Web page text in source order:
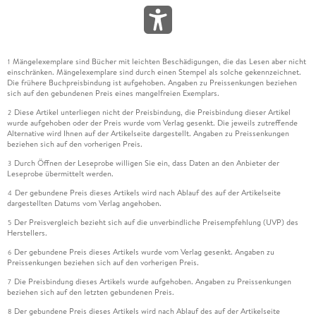
Zeichnungen opfern müsste, und das ist auch gar nicht Zaeris
Ehrgeiz gewesen. In seiner diametral entgegengesetzten
Ästhetik artikuliert sich vielmehr Respekt vor Holzing, denn
Geschichte sowieso. ANDREAS PLATTHAUS
Otfried Preußler: "Krabat". Roman.
Mit Bildern von Mehrdad Zaeri. Thienemann Verlag, Stuttgart
2023. 320 S., geb., 28,- Euro. Ab 12 J.
© Alle Rechte vorbehalten. Frankfurter Allgemeine Zeitung
GmbH, Frankfurt.
1 Mängelexemplare sind Bücher mit leichten Beschädigungen, die das Lesen aber nicht
einschränken. Mängelexemplare sind durch einen Stempel als solche gekennzeichnet.
Die frühere Buchpreisbindung ist aufgehoben. Angaben zu Preissenkungen beziehen
sich auf den gebundenen Preis eines mangelfreien Exemplars.
2 Diese Artikel unterliegen nicht der Preisbindung, die Preisbindung dieser Artikel
wurde aufgehoben oder der Preis wurde vom Verlag gesenkt. Die jeweils zutreffende
Alternative wird Ihnen auf der Artikelseite dargestellt. Angaben zu Preissenkungen
beziehen sich auf den vorherigen Preis.
3 Durch Öffnen der Leseprobe willigen Sie ein, dass Daten an den Anbieter der
Leseprobe übermittelt werden.
4 Der gebundene Preis dieses Artikels wird nach Ablauf des auf der Artikelseite
dargestellten Datums vom Verlag angehoben.
5 Der Preisvergleich bezieht sich auf die unverbindliche Preisempfehlung (UVP) des
Herstellers.
6 Der gebundene Preis dieses Artikels wurde vom Verlag gesenkt. Angaben zu
Preissenkungen beziehen sich auf den vorherigen Preis.
7 Die Preisbindung dieses Artikels wurde aufgehoben. Angaben zu Preissenkungen
beziehen sich auf den letzten gebundenen Preis.
8 Der gebundene Preis dieses Artikels wird nach Ablauf des auf der Artikelseite